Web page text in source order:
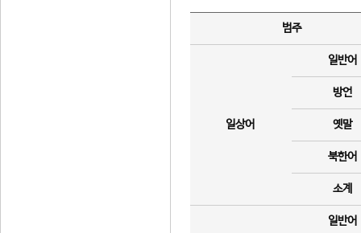
범주
일상어
일반어
방언
옛말
북한어
소계
일반어